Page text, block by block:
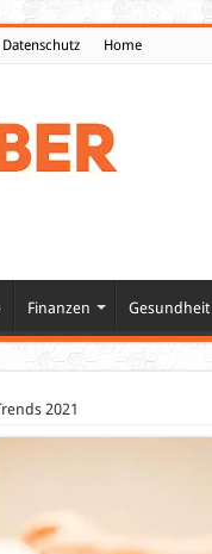
Datenschutz Home
Finanzen Gesundheit
2021